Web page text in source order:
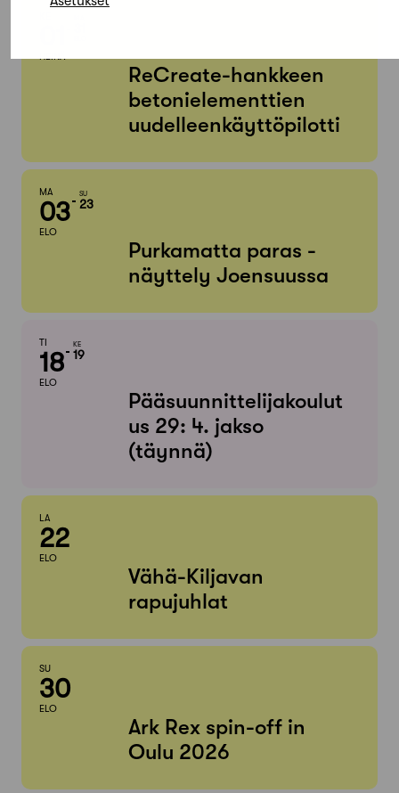
ReCreate-hankkeen
betonielementtien
uudelleenkäyttöpilotti
MA
03
ELO
SU
23
Purkamatta paras -
näyttely Joensuussa
TI
18
ELO
KE
19
Pääsuunnittelijakoulut
us 29: 4. jakso
(täynnä)
LA
22
ELO
Vähä-Kiljavan
rapujuhlat
SU
30
ELO
Ark Rex spin-off in
Oulu 2026